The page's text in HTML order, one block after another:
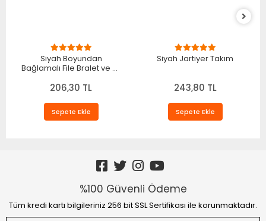
Siyah Boyundan
Bağlamalı File Bralet ve T-
TM1482
206,30 TL
Sepete Ekle
Siyah Jartiyer Takım
243,80 TL
Sepete Ekle
%100 Güvenli Ödeme
Tüm kredi kartı bilgileriniz 256 bit SSL Sertifikası ile korunmaktadır.